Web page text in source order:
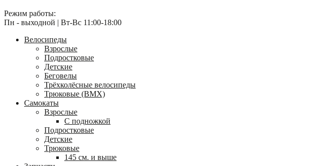
Режим работы:
Пн - выходной | Вт-Вс 11:00-18:00
Велосипеды
Взрослые
Подростковые
Детские
Беговелы
Трёхколёсные велосипеды
Трюковые (BMX)
Самокаты
Взрослые
С подножкой
Подростковые
Детские
Трюковые
145 см. и выше